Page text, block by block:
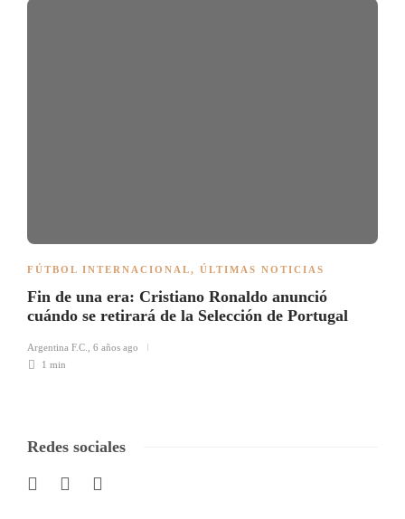
FÚTBOL INTERNACIONAL, ÚLTIMAS NOTICIAS
Fin de una era: Cristiano Ronaldo anunció
cuándo se retirará de la Selección de Portugal
Argentina F.C.
6 años ago
1 min
Redes sociales